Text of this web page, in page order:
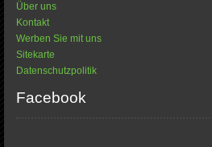
Über uns
Kontakt
Werben Sie mit uns
Sitekarte
Datenschutzpolitik
Facebook